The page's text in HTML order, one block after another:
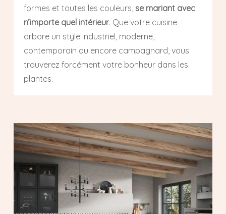
formes et toutes les couleurs, se mariant avec
n’importe quel intérieur. Que votre cuisine
arbore un style industriel, moderne,
contemporain ou encore campagnard, vous
trouverez forcément votre bonheur dans les
plantes.